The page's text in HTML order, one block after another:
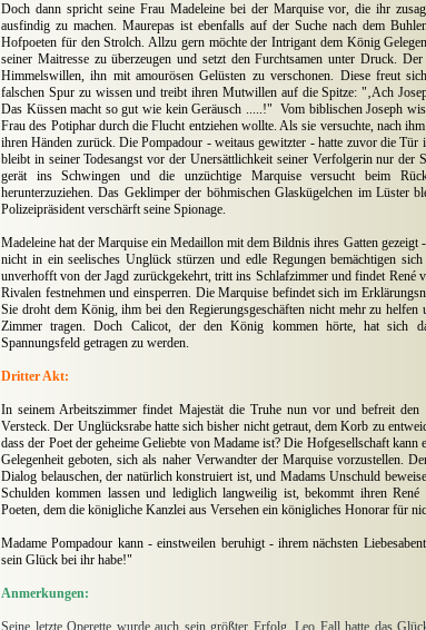
Doch dann spricht seine Frau Madeleine bei der Marquise vor, die ihr
ausfindig zu machen. Maurepas ist ebenfalls auf der Suche nach dem
Hofpoeten für den Strolch. Allzu gern möchte der Intrigant dem König
seiner Maitresse zu überzeugen und setzt den Furchtsamen unter Druck.
Himmelswillen, ihn mit amourösen Gelüsten zu verschonen. Diese freut
falschen Spur zu wissen und treibt ihren Mutwillen auf die Spitze: "‚Ach
Das Küssen macht so gut wie kein Geräusch .....!" Vom biblischen Joseph
Frau des Potiphar durch die Flucht entziehen wollte. Als sie versuchte, nach
ihren Händen zurück. Die Pompadour - weitaus gewitzter - hatte zuvor die Tür
bleibt in seiner Todesangst vor der Unersättlichkeit seiner Verfolgerin nur der
gerät ins Schwingen und die unzüchtige Marquise versucht beim
herunterzuziehen. Das Geklimper der böhmischen Glaskügelchen im Lüster
Polizeipräsident verschärft seine Spionage.
Madeleine hat der Marquise ein Medaillon mit dem Bildnis ihres Gatten gezeigt
nicht in ein seelisches Unglück stürzen und edle Regungen bemächtigen
unverhofft von der Jagd zurückgekehrt, tritt ins Schlafzimmer und findet René
Rivalen festnehmen und einsperren. Die Marquise befindet sich im
Sie droht dem König, ihm bei den Regierungsgeschäften nicht mehr zu
Zimmer tragen. Doch Calicot, der den König kommen hörte, hat sich
Spannungsfeld getragen zu werden.
Dritter Akt:
In seinem Arbeitszimmer findet Majestät die Truhe nun vor und befreit den
Versteck. Der Unglücksrabe hatte sich bisher nicht getraut, dem Korb zu
dass der Poet der geheime Geliebte von Madame ist? Die Hofgesellschaft
Gelegenheit geboten, sich als naher Verwandter der Marquise vorzustellen.
Dialog belauschen, der natürlich konstruiert ist, und Madams Unschuld
Schulden kommen lassen und lediglich langweilig ist, bekommt ihren
Poeten, dem die königliche Kanzlei aus Versehen ein königliches Honorar für
Madame Pompadour kann - einstweilen beruhigt - ihrem nächsten
sein Glück bei ihr habe!"
Anmerkungen: